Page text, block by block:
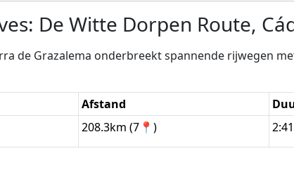
De Witte Dorpen Route,
de Grazalema onderbreekt spannende rijwegen
Afstand
208.3km (7📍) 2:41